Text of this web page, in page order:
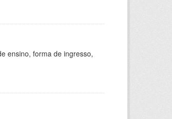
ensino, forma de ingresso,